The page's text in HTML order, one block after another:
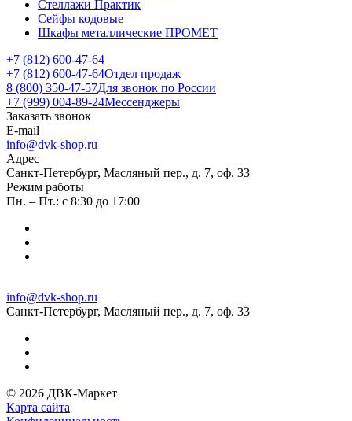
Стеллажи Практик
Сейфы кодовые
Шкафы металлические ПРОМЕТ
+7 (812) 600-47-64
+7 (812) 600-47-64Отдел продаж
8 (800) 350-47-57Для звонок по России
+7 (999) 004-89-24Мессенджеры
Заказать звонок
E-mail
info@dvk-shop.ru
Адрес
Санкт-Петербург, Масляный пер., д. 7, оф. 33
Режим работы
Пн. – Пт.: с 8:30 до 17:00
info@dvk-shop.ru
Санкт-Петербург, Масляный пер., д. 7, оф. 33
© 2026 ДВК-Маркет
Карта сайта